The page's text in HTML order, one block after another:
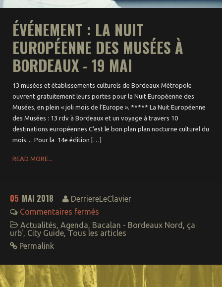
ÉVÉNEMENT : LA NUIT
EUROPÉENNE DES MUSÉES À
BORDEAUX - 19 MAI
13 musées et établissements culturels de Bordeaux Métropole
ouvrent gratuitement leurs portes pour la Nuit Européenne des
Musées, en plein « joli mois de l’Europe ». ***** La Nuit Européenne
des Musées : 13 rdv à Bordeaux et un voyage à travers 10
destinations européennes C’est le bon plan plan nocturne culturel du
mois… Pour la 14e édition […]
READ MORE...
05 MAI 2018
DerriereLeClavier
Commentaires fermés
Actualités, Agenda, Bacalan - Bordeaux Nord , ça
urb', City Guide, Tous les articles
Permalink